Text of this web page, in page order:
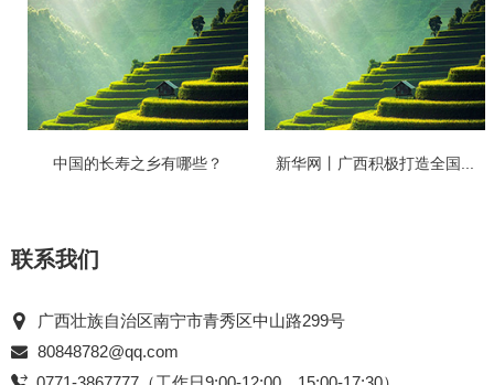
中国的长寿之乡有哪些？ 新华网丨广西积极打造全国...
联系我们
广西壮族自治区南宁市青秀区中山路299号
80848782@qq.com